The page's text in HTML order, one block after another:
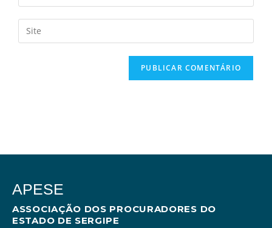
APESE
ASSOCIAÇÃO DOS PROCURADORES DO
ESTADO DE SERGIPE